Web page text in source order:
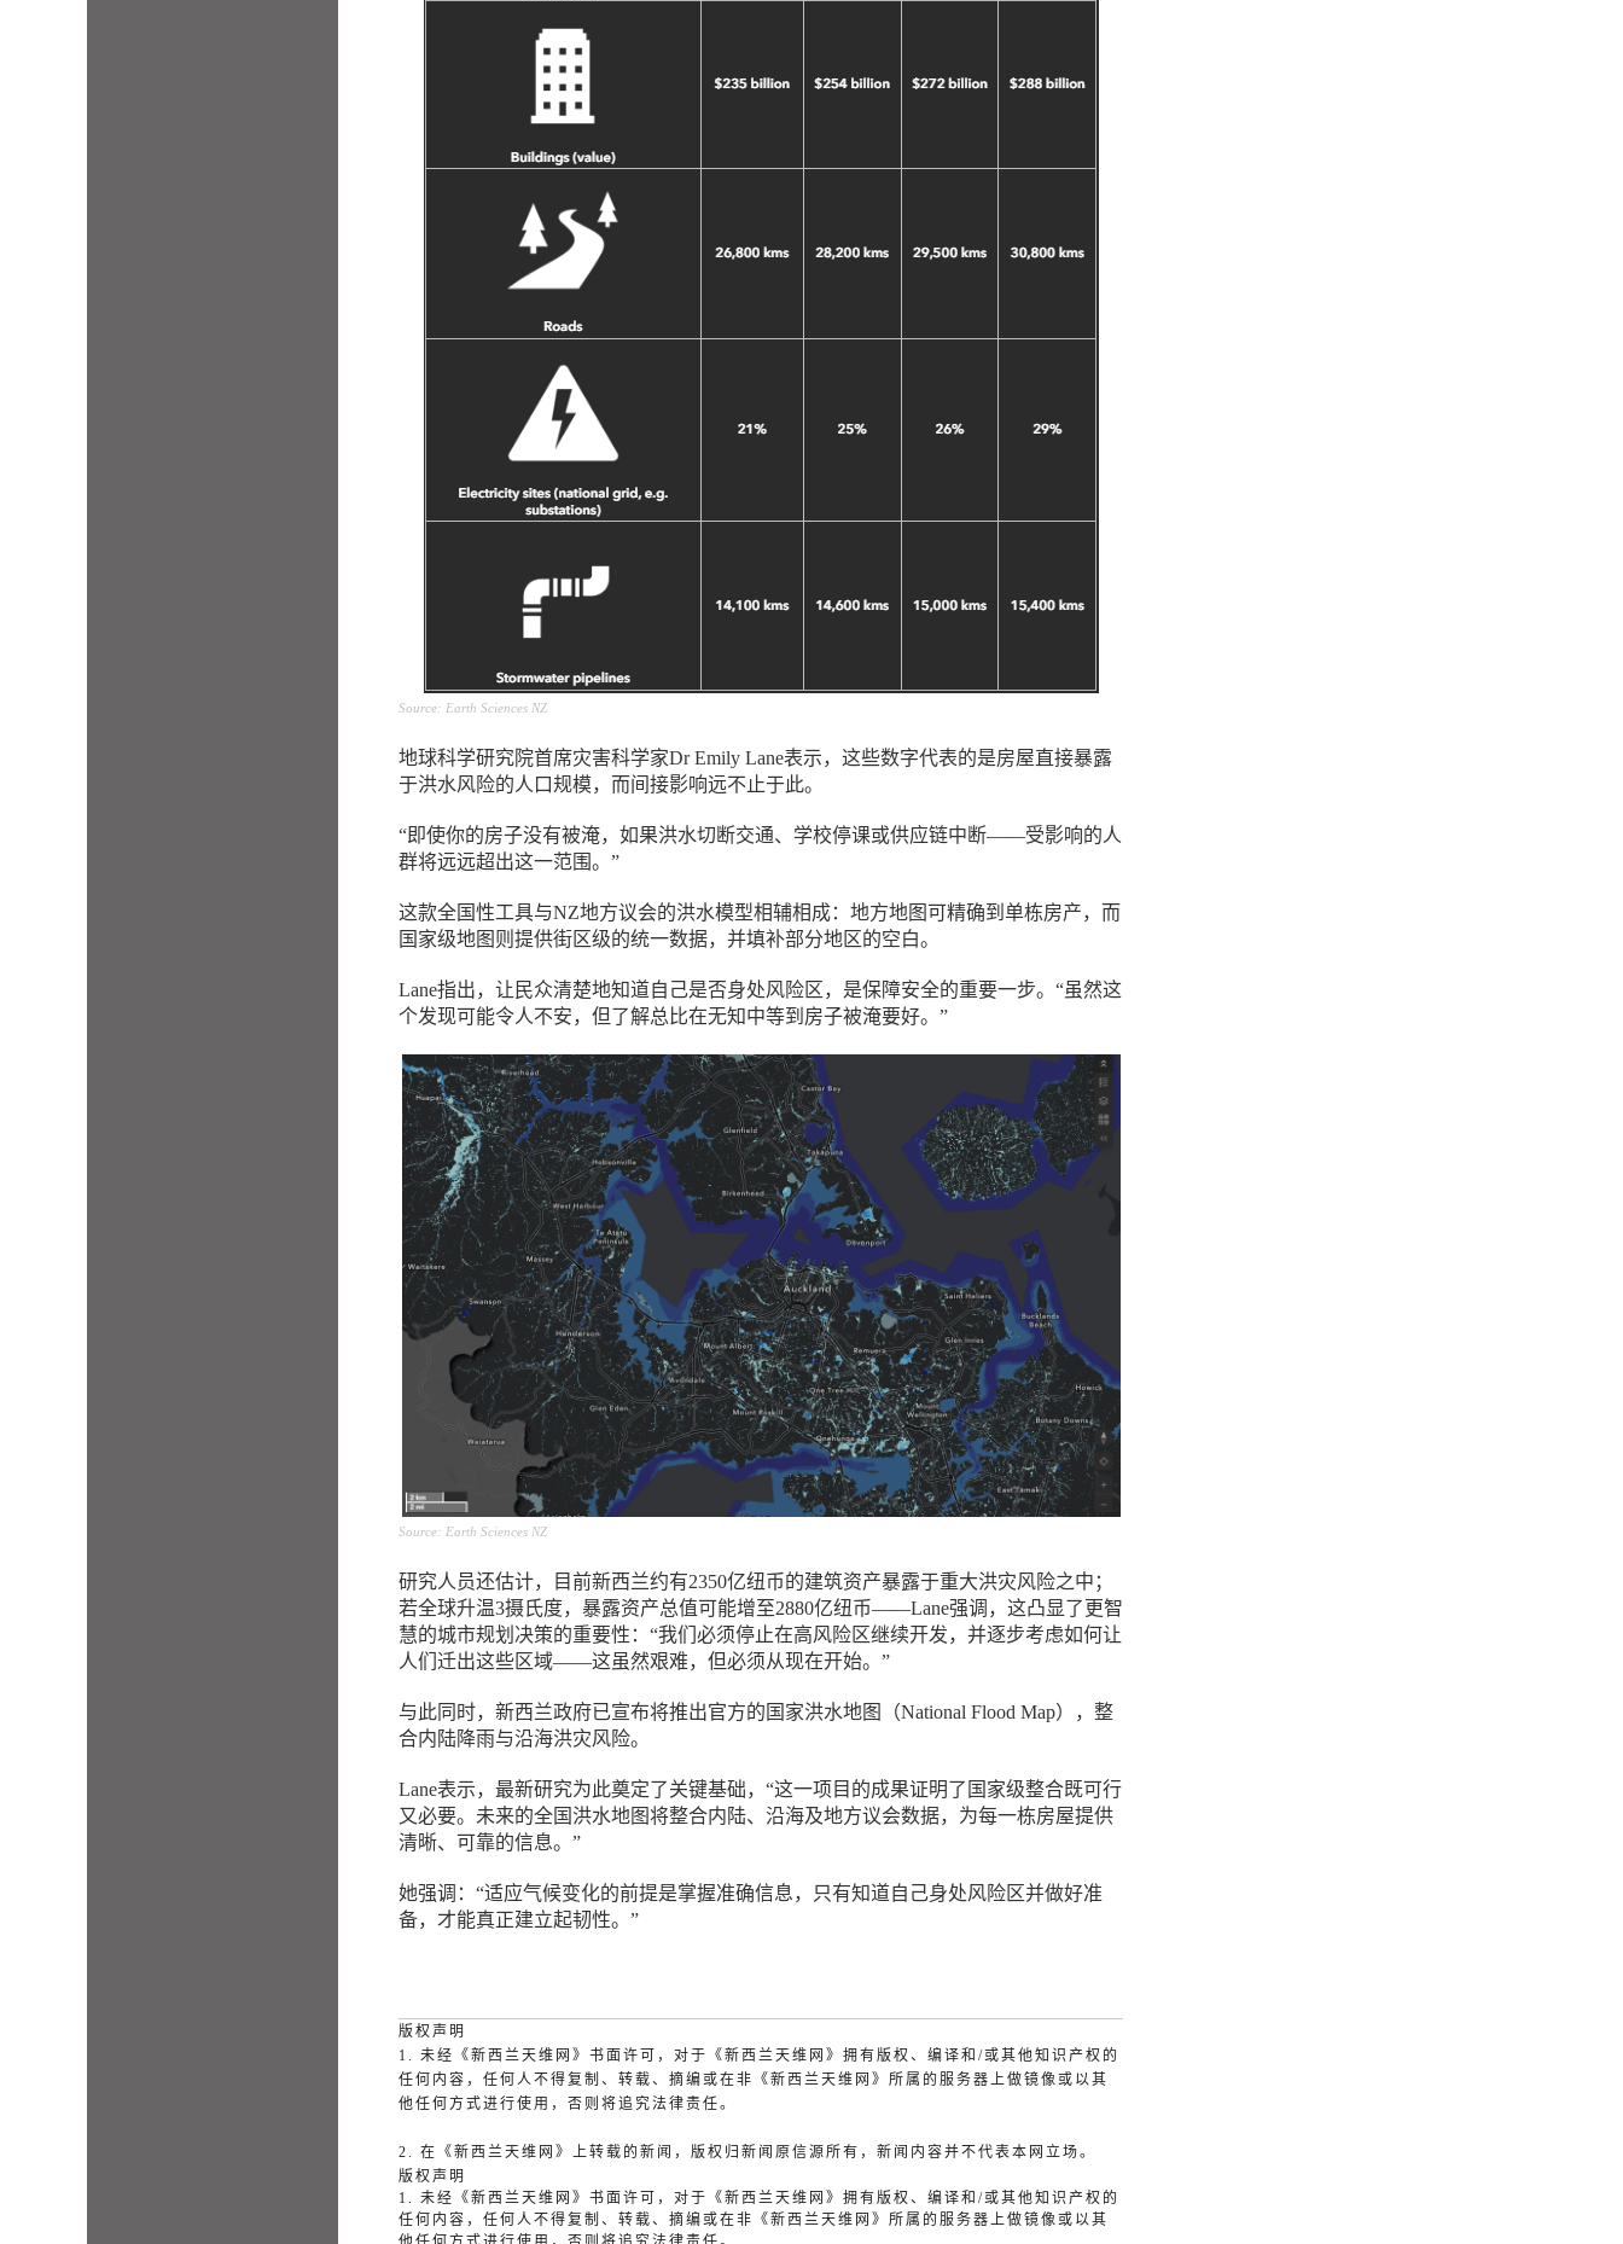
Source: Earth Sciences NZ
地球科学研究院首席灾害科学家Dr Emily Lane表示，这些数字代表的是房屋直接暴露
于洪水风险的人口规模，而间接影响远不止于此。
“即使你的房子没有被淹，如果洪水切断交通、学校停课或供应链中断——受影响的人
群将远远超出这一范围。”
这款全国性工具与NZ地方议会的洪水模型相辅相成：地方地图可精确到单栋房产，而
国家级地图则提供街区级的统一数据，并填补部分地区的空白。
Lane指出，让民众清楚地知道自己是否身处风险区，是保障安全的重要一步。“虽然这
个发现可能令人不安，但了解总比在无知中等到房子被淹要好。”
Source: Earth Sciences NZ
研究人员还估计，目前新西兰约有2350亿纽币的建筑资产暴露于重大洪灾风险之中；
若全球升温3摄氏度，暴露资产总值可能增至2880亿纽币——Lane强调，这凸显了更智
慧的城市规划决策的重要性：“我们必须停止在高风险区继续开发，并逐步考虑如何让
人们迁出这些区域——这虽然艰难，但必须从现在开始。”
与此同时，新西兰政府已宣布将推出官方的国家洪水地图（National Flood Map），整
合内陆降雨与沿海洪灾风险。
Lane表示，最新研究为此奠定了关键基础，“这一项目的成果证明了国家级整合既可行
又必要。未来的全国洪水地图将整合内陆、沿海及地方议会数据，为每一栋房屋提供
清晰、可靠的信息。”
她强调：“适应气候变化的前提是掌握准确信息，只有知道自己身处风险区并做好准
备，才能真正建立起韧性。”
版权声明
1. 未经《新西兰天维网》书面许可，对于《新西兰天维网》拥有版权、编译和/或其他知识产权的
任何内容，任何人不得复制、转载、摘编或在非《新西兰天维网》所属的服务器上做镜像或以其
他任何方式进行使用，否则将追究法律责任。
2. 在《新西兰天维网》上转载的新闻，版权归新闻原信源所有，新闻内容并不代表本网立场。
版权声明
1. 未经《新西兰天维网》书面许可，对于《新西兰天维网》拥有版权、编译和/或其他知识产权的
任何内容，任何人不得复制、转载、摘编或在非《新西兰天维网》所属的服务器上做镜像或以其